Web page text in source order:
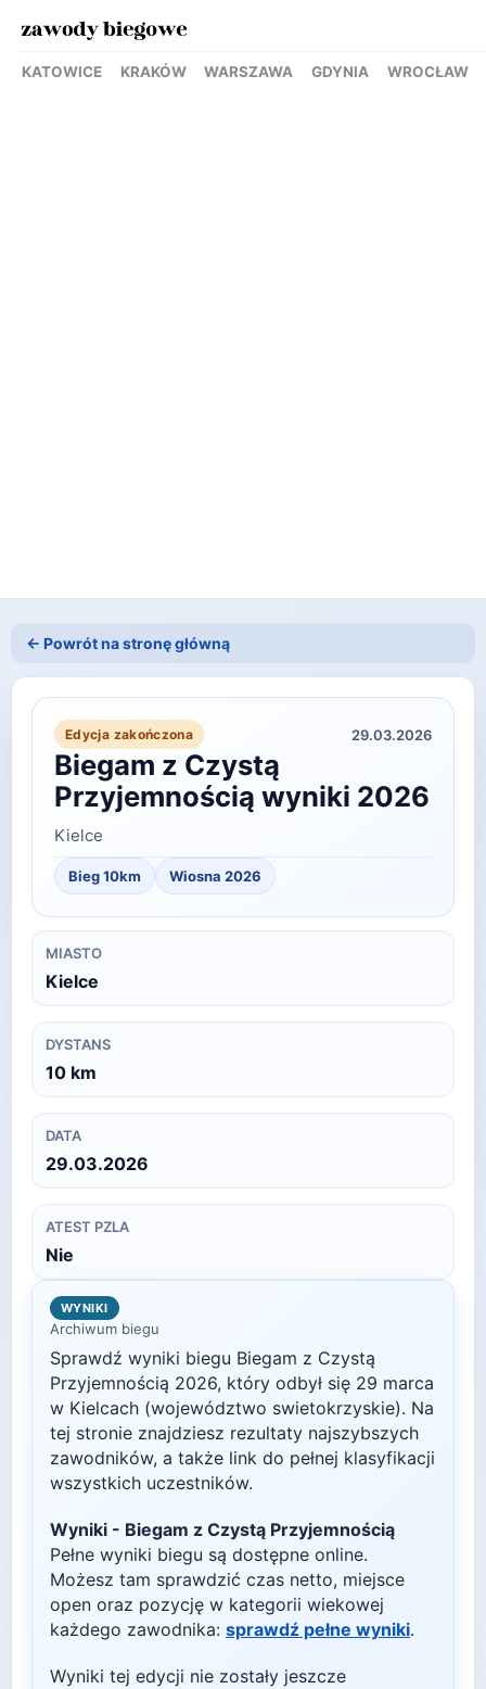
KATOWICE KRAKÓW WARSZAWA GDYNIA WROCŁAW
← Powrót na stronę główną
Edycja zakończona 29.03.2026
Biegam z Czystą
Przyjemnością wyniki 2026
Kielce
Bieg 10km Wiosna 2026
MIASTO
Kielce
DYSTANS
10 km
DATA
29.03.2026
ATEST PZLA
Nie
WYNIKI
Archiwum biegu
Sprawdź wyniki biegu Biegam z Czystą
Przyjemnością 2026, który odbył się 29 marca
w Kielcach (województwo swietokrzyskie). Na
tej stronie znajdziesz rezultaty najszybszych
zawodników, a także link do pełnej klasyfikacji
wszystkich uczestników.
Wyniki - Biegam z Czystą Przyjemnością
Pełne wyniki biegu są dostępne online.
Możesz tam sprawdzić czas netto, miejsce
open oraz pozycję w kategorii wiekowej
każdego zawodnika: sprawdź pełne wyniki.
Wyniki tej edycji nie zostały jeszcze